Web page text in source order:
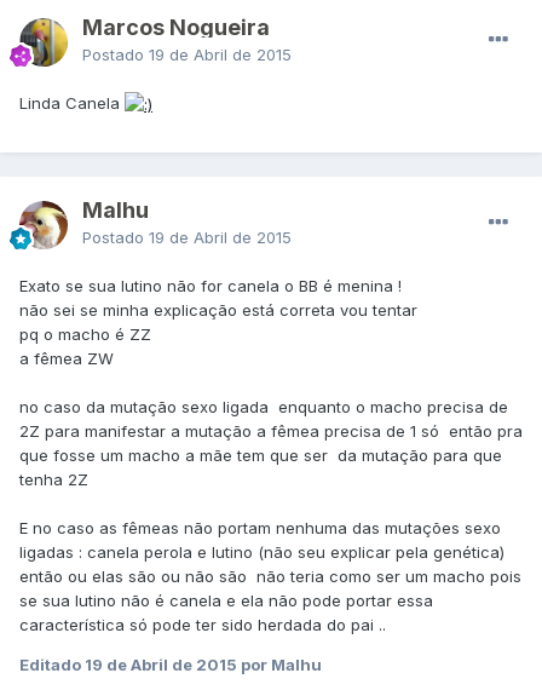
Marcos Nogueira
Postado 19 de Abril de 2015
Linda Canela
Malhu
Postado 19 de Abril de 2015
Exato se sua lutino não for canela o BB é menina !
não sei se minha explicação está correta vou tentar
pq o macho é ZZ
a fêmea ZW
no caso da mutação sexo ligada enquanto o macho precisa de
2Z para manifestar a mutação a fêmea precisa de 1 só então pra
que fosse um macho a mãe tem que ser da mutação para que
tenha 2Z
E no caso as fêmeas não portam nenhuma das mutações sexo
ligadas : canela perola e lutino (não seu explicar pela genética)
então ou elas são ou não são não teria como ser um macho pois
se sua lutino não é canela e ela não pode portar essa
característica só pode ter sido herdada do pai ..
Editado 19 de Abril de 2015 por Malhu